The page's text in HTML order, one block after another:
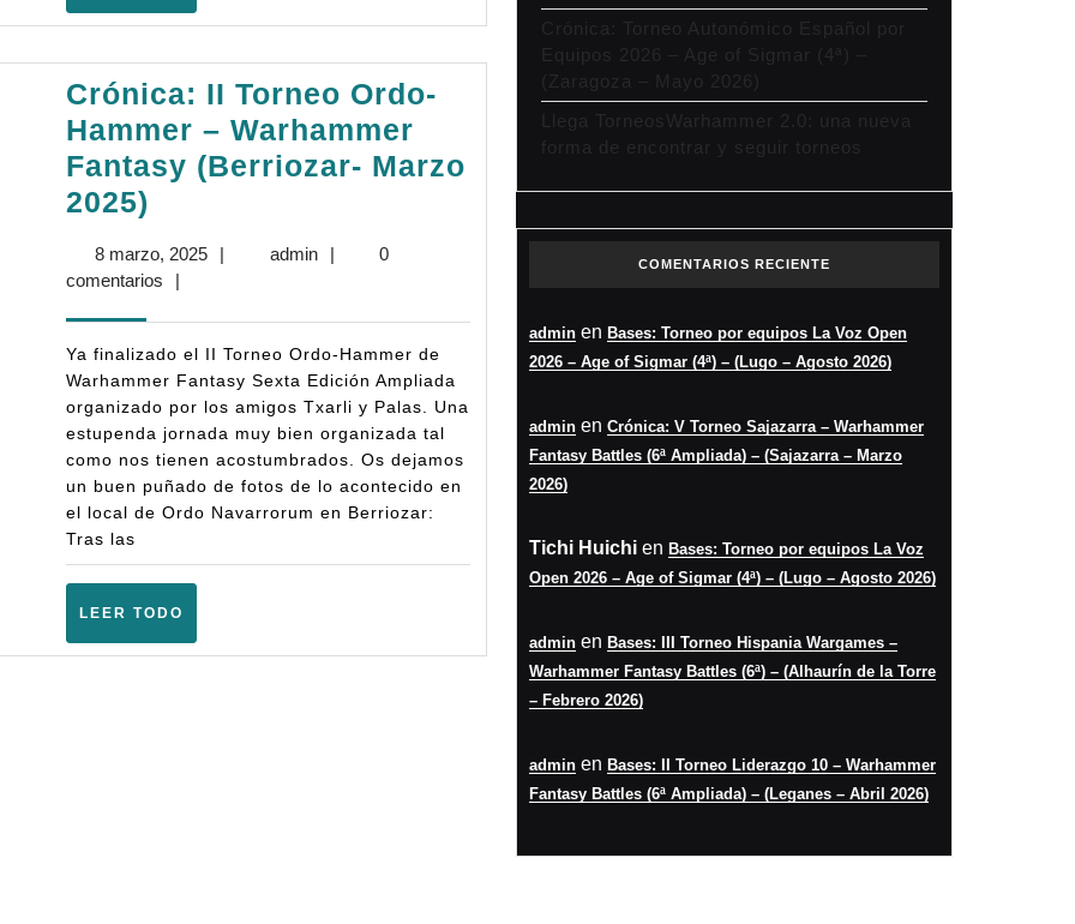
–
(Berriozar
–
Septiembre
2025)
Crónica: II Torneo Ordo-
Hammer – Warhammer
Fantasy (Berriozar- Marzo
2025)
Torneo
Hammer
–
Warhammer
Fantasy
(Berriozar-
Marzo
2025)
8 marzo, 20258
| adminadmin
|
0
comentarios
|
Ya finalizado el II Torneo Ordo-Hammer de
Warhammer Fantasy Sexta Edición Ampliada
organizado por los amigos Txarli y Palas. Una
estupenda jornada muy bien organizada tal
como nos tienen acostumbrados. Os dejamos
un buen puñado de fotos de lo acontecido en
el local de Ordo Navarrorum en Berriozar:
Tras las
LEER TODO
Crónica: Torneo Autonómico Español por
Equipos 2026 – Age of Sigmar (4ª) –
(Zaragoza – Mayo 2026)
Llega TorneosWarhammer 2.0: una nueva
forma de encontrar y seguir torneos
COMENTARIOS RECIENTE
admin en Bases: Torneo por equipos La Voz Open
2026 – Age of Sigmar (4ª) – (Lugo – Agosto 2026)
admin en Crónica: V Torneo Sajazarra – Warhammer
Fantasy Battles (6ª Ampliada) – (Sajazarra – Marzo
2026)
Tichi Huichi en Bases: Torneo por equipos La Voz
Open 2026 – Age of Sigmar (4ª) – (Lugo – Agosto 2026)
admin en Bases: III Torneo Hispania Wargames –
Warhammer Fantasy Battles (6ª) – (Alhaurín de la Torre
– Febrero 2026)
admin en Bases: II Torneo Liderazgo 10 – Warhammer
Fantasy Battles (6ª Ampliada) – (Leganes – Abril 2026)